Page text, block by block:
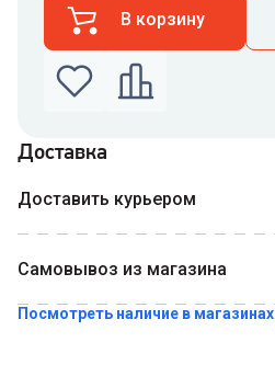
В корзину
связаться с вами
Доставка
Доставить курьером
Самовывоз из магазина
Посмотреть наличие в магазинах